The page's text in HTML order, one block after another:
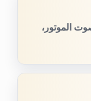
الموتور،